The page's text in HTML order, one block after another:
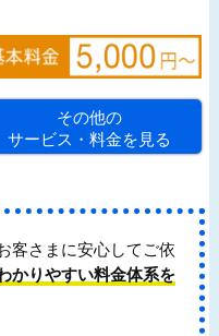
その他の
サービス・料金を見る
客さまに安心してご依
かりやすい料金体系を